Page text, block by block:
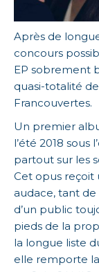
Après de
concours
EP sobrement
quasi-totalité
Francouvertes.
Un premier
l’été 2018 sous
partout sur les
Cet opus reçoit
audace, tant
d’un public
pieds de la
la longue liste
elle remporte